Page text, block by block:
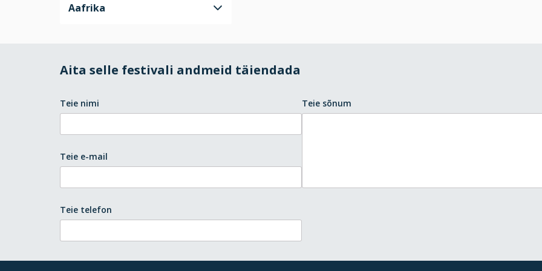
Aafrika
Aita selle festivali andmeid täiendada
Teie nimi
Teie e-mail
Teie telefon
Teie sõnum